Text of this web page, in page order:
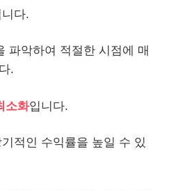
니다.
파악하여 적절한 시점에 매
.
소화입니다.
적인 수익률을 높일 수 있